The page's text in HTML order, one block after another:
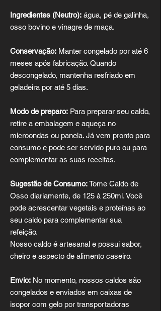
Ingredientes (Neutro): água, pé de galinha,
osso bovino e vinagre de maça.
Conservação: Manter congelado por até 6
meses após fabricação. Quando
descongelado, mantenha resfriado em
geladeira por até 5 dias.
Modo de preparo: Para preparar seu caldo,
retire a embalagem e aqueça no
microondas ou panela. Já vem pronto para
consumo e pode ser servido puro ou para
complementar as suas receitas.
Sugestão de Consumo:Tome Caldo de
Osso diariamente, de 125 à 250ml. Você
pode acrescentar vegetais e proteínas ao
seu caldo para complementar sua
refeição.
Nosso caldo é artesanal e possui sabor,
cheiro e aspecto de alimento caseiro.
Envio: No momento, nossos caldos são
congelados e enviados em caixas de
isopor com gelo por transportadoras